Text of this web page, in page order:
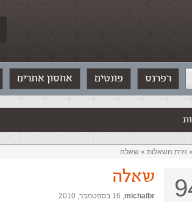
רפרנס פונטים אחסון אתרים
» ‏זירת השאלות‏ » שאלה
שאלה
michalbr
,‏ 16 בספטמבר, 2010